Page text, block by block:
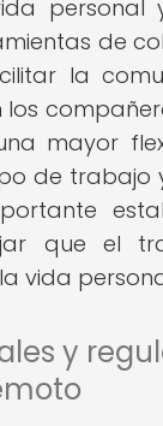
personal
de
la
mayor
de trabajo
que el
vida
y